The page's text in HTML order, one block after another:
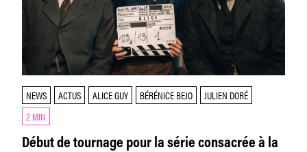
NEWS ACTUS ALICE GUY BÉRÉNICE BEJO
JULIEN DORÉ
2 MIN
Début de tournage pour la série consacrée à la